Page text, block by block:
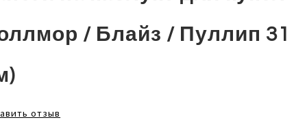
/ Блайз / Пуллип 31
отзыв